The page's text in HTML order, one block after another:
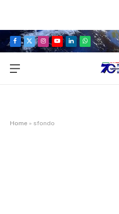
Facebook
X
Instagram
YouTubeLinkedInWhatsApp
Home » sfondo